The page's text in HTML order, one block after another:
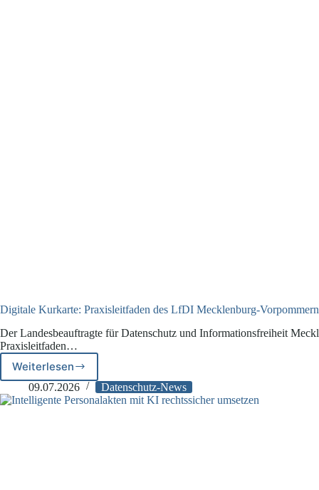
Digitale Kurkarte: Praxisleitfaden des LfDI Mecklenburg-Vorpommern
Der Landesbeauftragte für Datenschutz und Informationsfreiheit
Praxisleitfaden…
Weiterlesen
Digitale
Kurkarte:
Praxisleitfaden
09.07.2026 Datenschutz-News